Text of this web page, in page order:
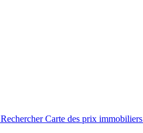
Rechercher Carte des prix immobiliers